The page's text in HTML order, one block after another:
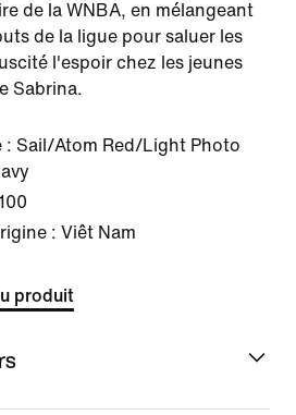
de la WNBA, en mélangeant
de la ligue pour saluer les
l'espoir chez les jeunes
Sabrina.
: Sail/Atom Red/Light Photo
: Viêt Nam
produit